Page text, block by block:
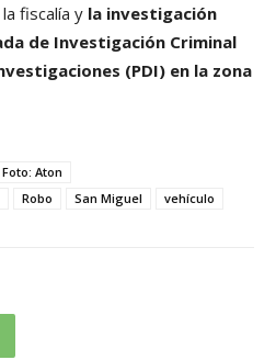
fiscalía y la investigación
de Investigación Criminal
(PDI) en la zona
Aton
Robo San Miguel vehículo